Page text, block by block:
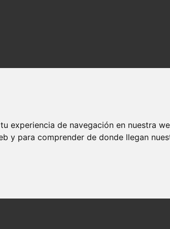
experiencia de navegación en nuestra
y para comprender de donde llegan